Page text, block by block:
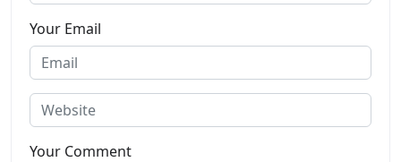
Your Email
Your Comment